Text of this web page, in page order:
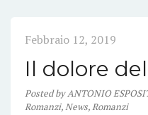
Febbraio 12, 2019
Il dolore
PostedbyANTONIO
Romanzi,News,Romanzi